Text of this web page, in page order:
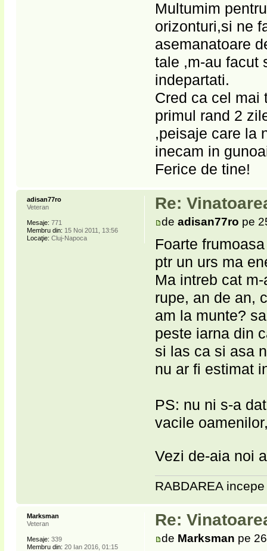
Multumim
orizonturi,si ne
asemanatoare
tale ,m-au facut
indepartati.
Cred ca cel mai
primul rand 2
,peisaje care la
inecam in
Ferice de tine!
Re:
deadisan77ro pe
Foarte
ptr un urs ma
Ma intreb cat
rupe, an de an,
am la munte?
peste iarna din
si las ca si asa
nu ar fi estimat
PS: nu ni s-a
vacile
Vezi de-aia noi
RABDAREA
adisan77ro
Veteran
Mesaje: 771
Membru din: 15 Noi 2011, 13:56
Locaţie: Cluj-Napoca
Re:
de Marksman pe
Marksman
Veteran
Mesaje: 339
Membru din: 20 Ian 2016, 01:15